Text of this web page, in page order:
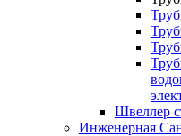
Швеллер
Инженерная